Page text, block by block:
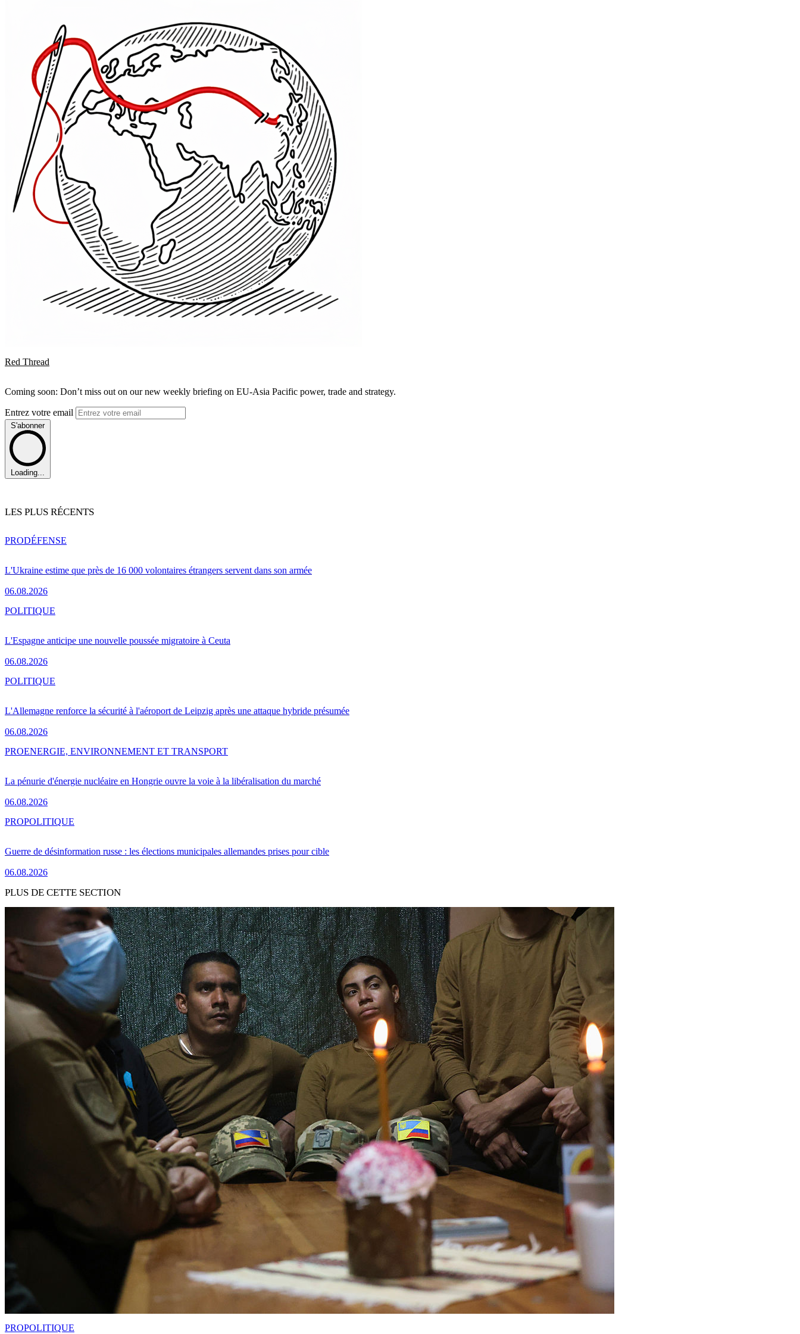
Red Thread
Coming soon: Don’t miss out on our new weekly briefing on EU-Asia Pacific power, trade and strategy.
Entrez votre email
S'abonner
Loading...
LES PLUS RÉCENTS
L'Ukraine estime que près de 16 000 volontaires étrangers servent dans son armée
06.08.2026
PRODÉFENSE
L'Espagne anticipe une nouvelle poussée migratoire à Ceuta
06.08.2026
POLITIQUE
L'Allemagne renforce la sécurité à l'aéroport de Leipzig après une attaque hybride présumée
06.08.2026
POLITIQUE
La pénurie d'énergie nucléaire en Hongrie ouvre la voie à la libéralisation du marché
06.08.2026
PROENERGIE, ENVIRONNEMENT ET TRANSPORT
Guerre de désinformation russe : les élections municipales allemandes prises pour cible
06.08.2026
PROPOLITIQUE
PLUS DE CETTE SECTION
PROPOLITIQUE